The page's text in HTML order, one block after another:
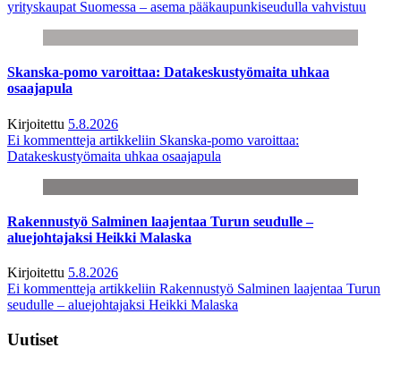
yrityskaupat Suomessa – asema pääkaupunkiseudulla vahvistuu
Skanska-pomo varoittaa: Datakeskustyömaita uhkaa
osaajapula
Kirjoitettu 5.8.2026
Ei kommentteja artikkeliin Skanska-pomo varoittaa:
Datakeskustyömaita uhkaa osaajapula
Rakennustyö Salminen laajentaa Turun seudulle –
aluejohtajaksi Heikki Malaska
Kirjoitettu 5.8.2026
Ei kommentteja artikkeliin Rakennustyö Salminen laajentaa Turun
seudulle – aluejohtajaksi Heikki Malaska
Uutiset